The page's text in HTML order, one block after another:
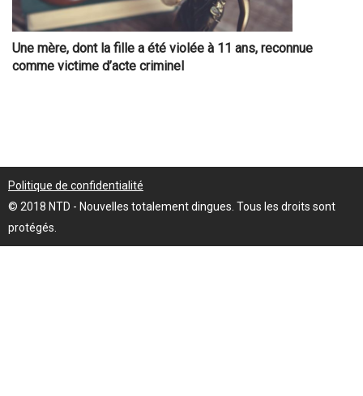
Une mère, dont la fille a été violée à 11 ans, reconnue
comme victime d’acte criminel
Politique de confidentialité
© 2018 NTD - Nouvelles totalement dingues. Tous les droits sont
protégés.